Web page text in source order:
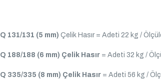
Q 131/131 (5 mm) Çelik Hasır = Adeti 22 kg /
Q 188/188 (6 mm) Çelik Hasır= Adeti 32 kg /
Q 335/335 (8 mm) Çelik Hasır= Adeti 56 kg /